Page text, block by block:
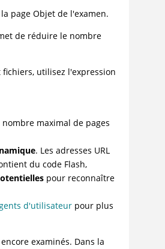
page Objet de l'examen.
de réduire le nombre
utilisez l'expression
maximal de pages
. Les adresses URL
du code Flash,
pour reconnaître
d'utilisateur pour plus
examinés. Dans la